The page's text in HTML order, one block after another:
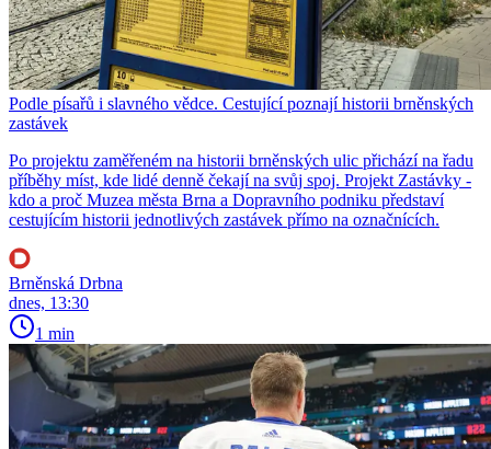
Podle písařů i slavného vědce. Cestující poznají historii brněnských
zastávek
Po projektu zaměřeném na historii brněnských ulic přichází na řadu
příběhy míst, kde lidé denně čekají na svůj spoj. Projekt Zastávky -
kdo a proč Muzea města Brna a Dopravního podniku představí
cestujícím historii jednotlivých zastávek přímo na označnících.
Brněnská Drbna
dnes, 13:30
1 min